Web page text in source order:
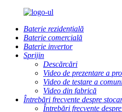
Baterie rezidențială
Baterie comercială
Baterie invertor
Sprijin
Descărcări
Video de prezentare a
Video de testare a
Video din fabrică
Întrebări frecvente despre
Întrebări frecvente